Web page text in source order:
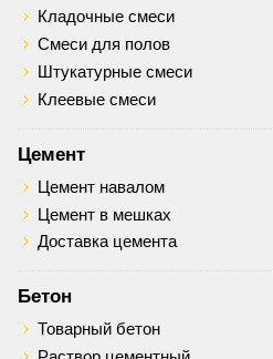
Кладочные смеси
Смеси для полов
Штукатурные смеси
Клеевые смеси
Цемент
Цемент навалом
Цемент в мешках
Доставка цемента
Бетон
Товарный бетон